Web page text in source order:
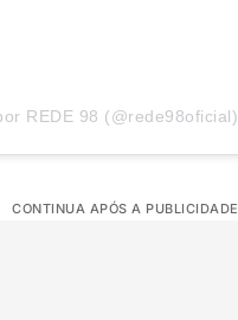
REDE 98 (@rede98oficial)
CONTINUA APÓS A PUBLICIDADE